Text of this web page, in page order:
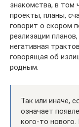
знакомства, в том
проекты, планы,
говорит о скором
реализации
негативная
говорящая об
родным.
Так или иначе,
означает
кого-то